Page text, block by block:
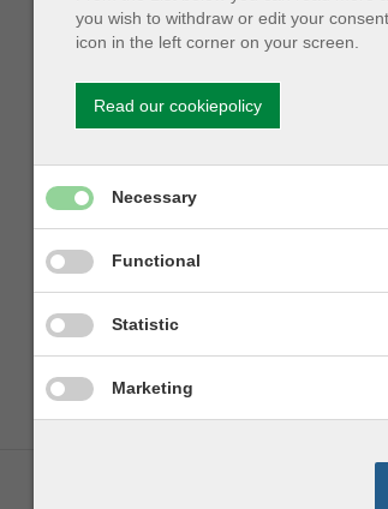
Nettovirkningen
you wish to withdraw or edit your
icon in the left corner on your screen.
Read our cookiepolicy
Necessary
Give permission for Necessary cookies
Functional
Give permission for Functionality
Statistic
Give permission for Statistics cookies
Marketing
Give permission for Marketing cookies